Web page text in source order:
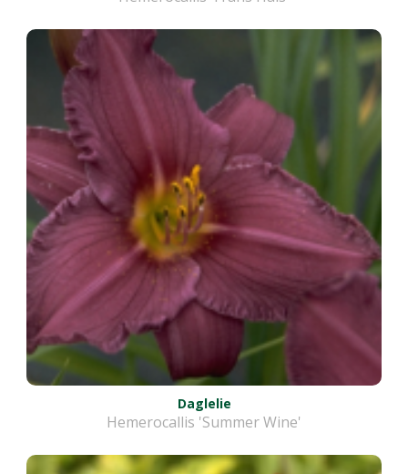
Daglelie
Hemerocallis 'Summer Wine'